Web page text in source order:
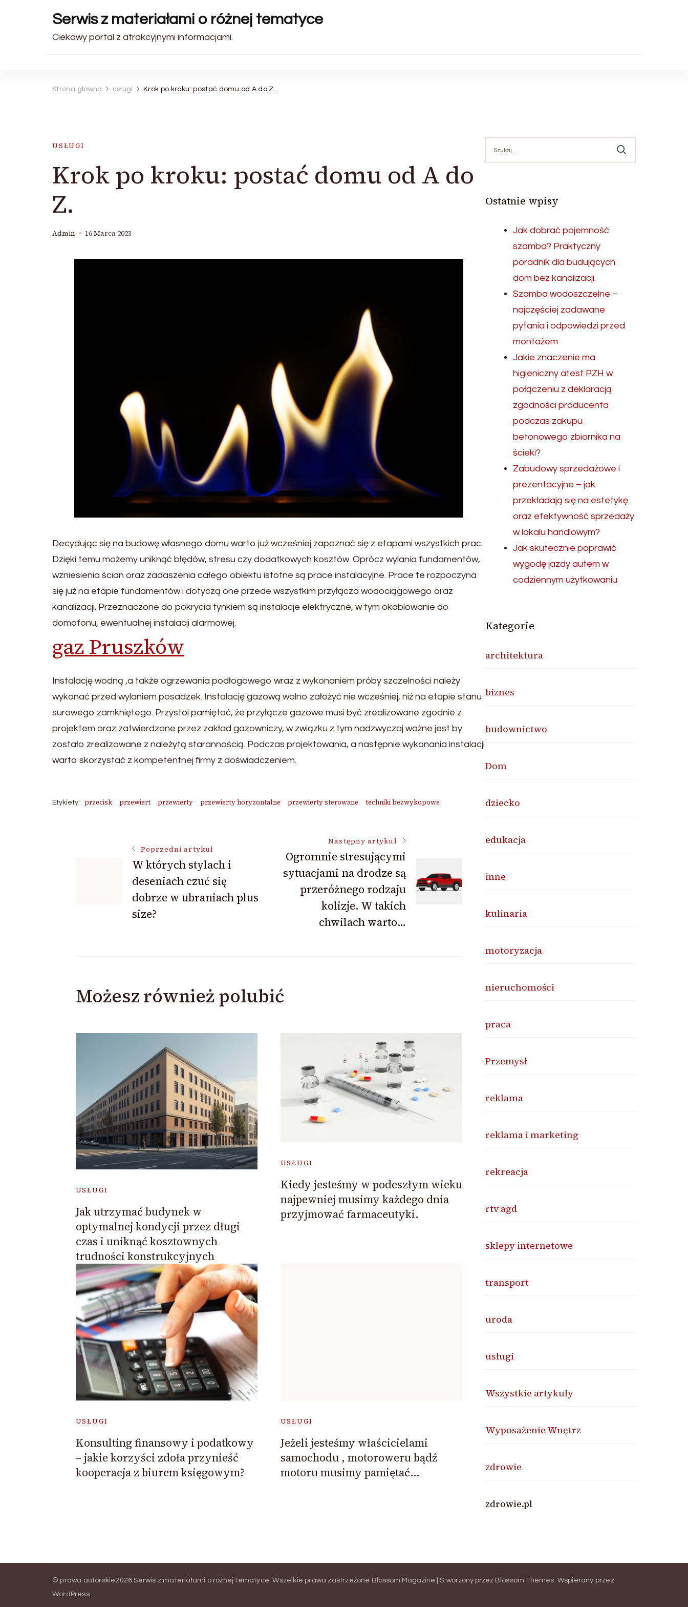
Serwis z materiałami o różnej tematyce
Ciekawy portal z atrakcyjnymi informacjami.
Strona główna usługi Krok po kroku: postać domu od A do Z.
USŁUGI
Krok po kroku: postać domu od A do
Z.
Admin 16 Marca 2023
Decydując się na budowę własnego domu warto już wcześniej zapoznać się z etapami wszystkich prac.
Dzięki temu możemy uniknąć błędów, stresu czy dodatkowych kosztów. Oprócz wylania fundamentów,
wzniesienia ścian oraz zadaszenia całego obiektu istotne są prace instalacyjne. Prace te rozpoczyna
się już na etapie fundamentów i dotyczą one przede wszystkim przyłącza wodociągowego oraz
kanalizacji. Przeznaczone do pokrycia tynkiem są instalacje elektryczne, w tym okablowanie do
domofonu, ewentualnej instalacji alarmowej.
gaz Pruszków
Instalację wodną ,a także ogrzewania podłogowego wraz z wykonaniem próby szczelności należy
wykonać przed wylaniem posadzek. Instalację gazową wolno założyć nie wcześniej, niż na etapie stanu
surowego zamkniętego. Przystoi pamiętać, że przyłącze gazowe musi być zrealizowane zgodnie z
projektem oraz zatwierdzone przez zakład gazowniczy, w związku z tym nadzwyczaj ważne jest by
zostało zrealizowane z należytą starannością. Podczas projektowania, a następnie wykonania instalacji
warto skorzystać z kompetentnej firmy z doświadczeniem.
Etykiety: przecisk przewiert przewierty przewierty horyzontalne przewierty sterowane techniki bezwykopowe
Nawigacja
wpisu
Poprzedni artykuł
W których stylach i
deseniach czuć się
dobrze w ubraniach plus
size?
Następny artykuł
Ogromnie stresującymi
sytuacjami na drodze są
przeróżnego rodzaju
kolizje. W takich
chwilach warto…
Możesz również polubić
USŁUGI
Jak utrzymać budynek w
optymalnej kondycji przez długi
czas i uniknąć kosztownych
trudności konstrukcyjnych
USŁUGI
Kiedy jesteśmy w podeszłym wieku
najpewniej musimy każdego dnia
przyjmować farmaceutyki.
USŁUGI
Konsulting finansowy i podatkowy
– jakie korzyści zdoła przynieść
kooperacja z biurem księgowym?
USŁUGI
Jeżeli jesteśmy właścicielami
samochodu , motoroweru bądź
motoru musimy pamiętać…
Ostatnie wpisy
Jak dobrać pojemność
szamba? Praktyczny
poradnik dla budujących
dom bez kanalizacji.
Szamba wodoszczelne –
najczęściej zadawane
pytania i odpowiedzi przed
montażem
Jakie znaczenie ma
higieniczny atest PZH w
połączeniu z deklaracją
zgodności producenta
podczas zakupu
betonowego zbiornika na
ścieki?
Zabudowy sprzedażowe i
prezentacyjne – jak
przekładają się na estetykę
oraz efektywność sprzedaży
w lokalu handlowym?
Jak skutecznie poprawić
wygodę jazdy autem w
codziennym użytkowaniu
Kategorie
architektura
biznes
budownictwo
Dom
dziecko
edukacja
inne
kulinaria
motoryzacja
nieruchomości
praca
Przemysł
reklama
reklama i marketing
rekreacja
rtv agd
sklepy internetowe
transport
uroda
usługi
Wszystkie artykuły
Wyposażenie Wnętrz
zdrowie
zdrowie.pl
© prawa autorskie2026Serwis z materiałami o różnej tematyce. Wszelkie prawa zastrzeżone. Blossom Magazine | Stworzony przez Blossom Themes. Wspierany przez
WordPress.